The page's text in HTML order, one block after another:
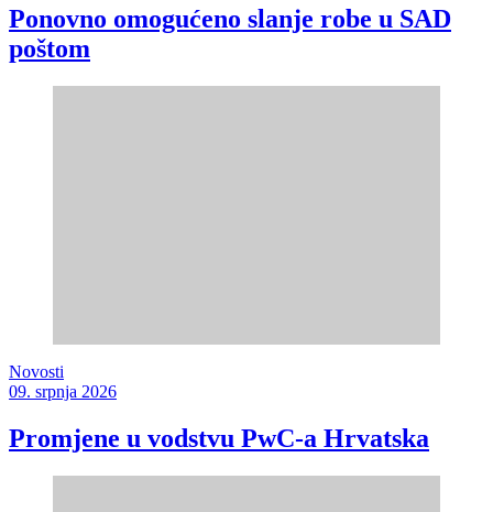
Ponovno omogućeno slanje robe u SAD
poštom
Novosti
09. srpnja 2026
Promjene u vodstvu PwC-a Hrvatska